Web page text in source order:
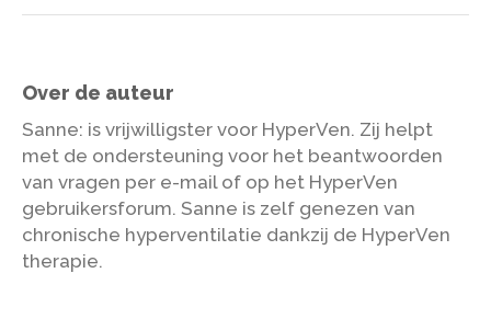
Over de auteur
Sanne: is vrijwilligster voor HyperVen. Zij helpt
met de ondersteuning voor het beantwoorden
van vragen per e-mail of op het HyperVen
gebruikersforum. Sanne is zelf genezen van
chronische hyperventilatie dankzij de HyperVen
therapie.